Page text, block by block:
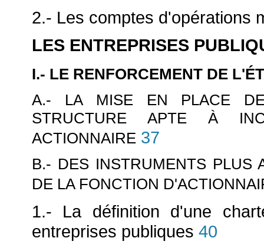
2.- Les comptes d'opérations
LES ENTREPRISES
I.- LE RENFORCEMENT DE
A.- LA MISE EN PLACE DE
STRUCTURE APTE À
ACTIONNAIRE 37
B.- DES INSTRUMENTS PLUS
DE LA FONCTION
1.- La définition d'une
entreprises publiques 40